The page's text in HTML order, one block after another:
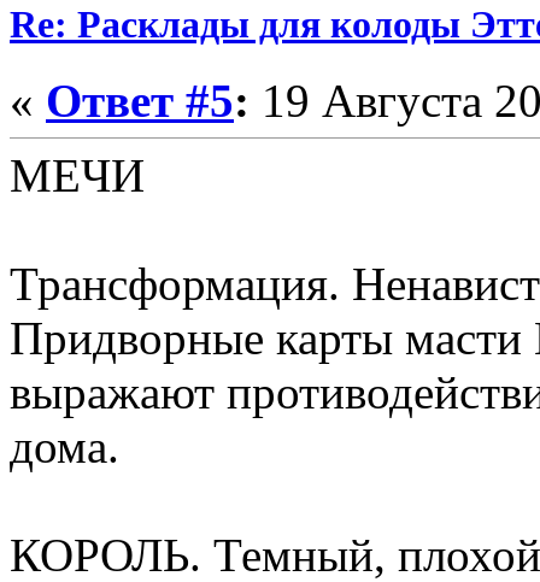
Re: Расклады для колоды
« Ответ #5: 19 Августа
МЕЧИ
Трансформация.
Придворные карты
выражают
дома.
КОРОЛЬ. Темный,